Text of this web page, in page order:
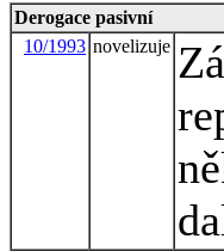
Derogace pasivní
10/1993 novelizuje